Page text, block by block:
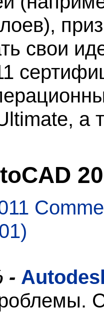
свои
а
-